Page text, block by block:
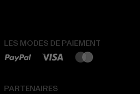
LES MODES DE PAIEMENT
PARTENAIRES